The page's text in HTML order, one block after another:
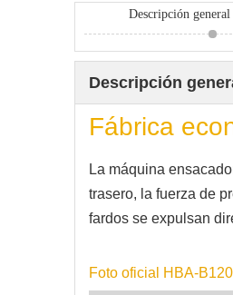
Descripción
Descripción
Fábrica
La máquina
trasero, la fuerza de
fardos se expulsan
Foto oficial HBA-B120